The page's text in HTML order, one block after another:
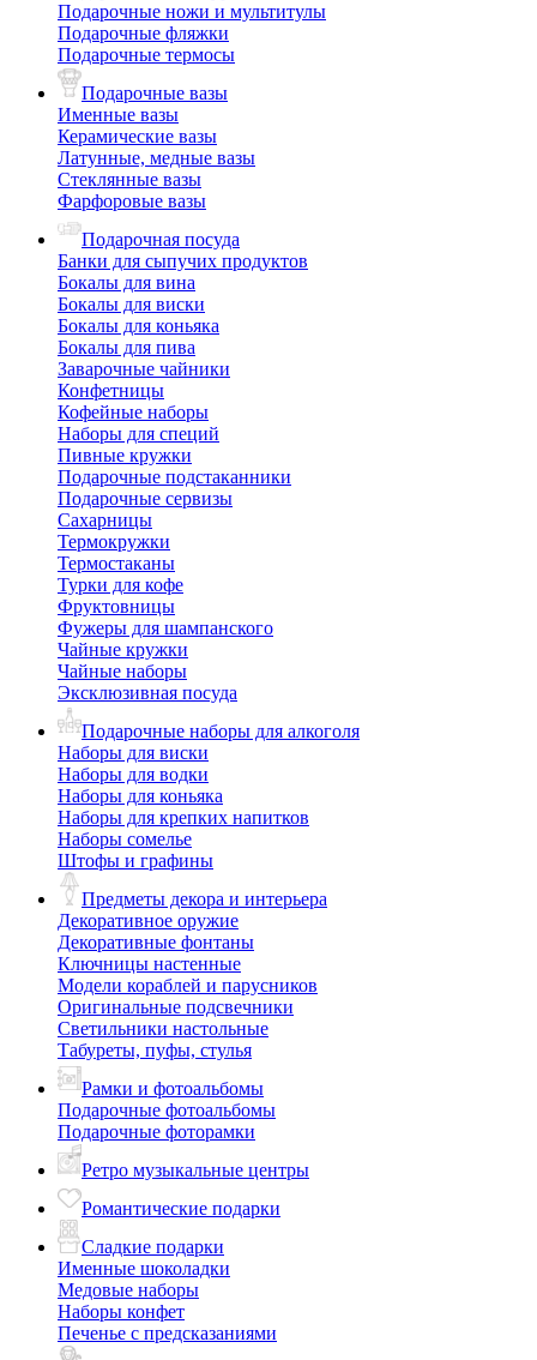
Подарочные ножи и мультитулы
Подарочные фляжки
Подарочные термосы
Подарочные вазы
Именные вазы
Керамические вазы
Латунные, медные вазы
Стеклянные вазы
Фарфоровые вазы
Подарочная посуда
Банки для сыпучих продуктов
Бокалы для вина
Бокалы для виски
Бокалы для коньяка
Бокалы для пива
Заварочные чайники
Конфетницы
Кофейные наборы
Наборы для специй
Пивные кружки
Подарочные подстаканники
Подарочные сервизы
Сахарницы
Термокружки
Термостаканы
Турки для кофе
Фруктовницы
Фужеры для шампанского
Чайные кружки
Чайные наборы
Эксклюзивная посуда
Подарочные наборы для алкоголя
Наборы для виски
Наборы для водки
Наборы для коньяка
Наборы для крепких напитков
Наборы сомелье
Штофы и графины
Предметы декора и интерьера
Декоративное оружие
Декоративные фонтаны
Ключницы настенные
Модели кораблей и парусников
Оригинальные подсвечники
Светильники настольные
Табуреты, пуфы, стулья
Рамки и фотоальбомы
Подарочные фотоальбомы
Подарочные фоторамки
Ретро музыкальные центры
Романтические подарки
Сладкие подарки
Именные шоколадки
Медовые наборы
Наборы конфет
Печенье с предсказаниями